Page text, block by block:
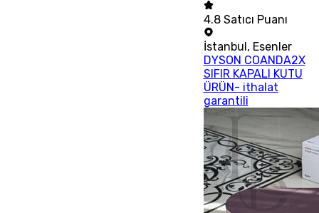
4.8 Satıcı Puanı
İstanbul, Esenler
DYSON COANDA2X
SIFIR KAPALI KUTU
ÜRÜN- ithalat
garantili